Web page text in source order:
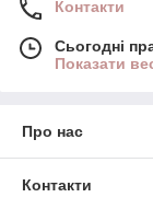
Контакти
Сьогодні
Показати
Про нас
Контакти